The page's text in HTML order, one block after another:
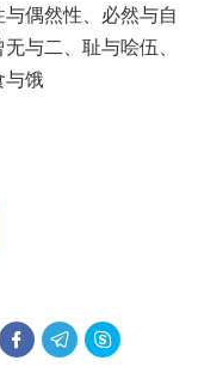
偶然性、必然与自
与二、耻与哙伍、
与饿
  